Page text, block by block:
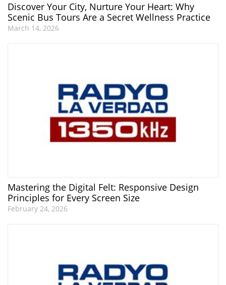
Discover Your City, Nurture Your Heart: Why
Scenic Bus Tours Are a Secret Wellness Practice
March 14, 2026
Mastering the Digital Felt: Responsive Design
Principles for Every Screen Size
February 24, 2026